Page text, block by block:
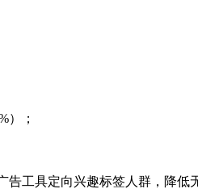
）；
工具定向兴趣标签人群，降低